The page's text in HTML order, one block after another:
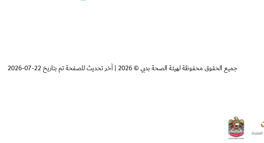
جميع الحقوق محفوظة لهيئة الصحة بدبي © 2026 | آخر تحديث للصفحة تم بتاريخ 22-07-2026